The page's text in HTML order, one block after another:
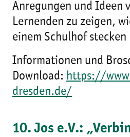
Anregungen und Ideen
Lernenden zu zeigen,
einem Schulhof stecken
Informationen und
Download: https://
dresden.de/
10. Jos e.V.: